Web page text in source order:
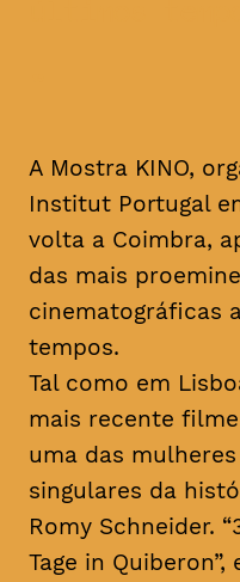
A Mostra KINO,
Institut Portugal
volta a Coimbra,
das mais
cinematográficas
tempos.
Tal como em
mais recente
uma das
singulares da
Romy Schneider.
Tage in